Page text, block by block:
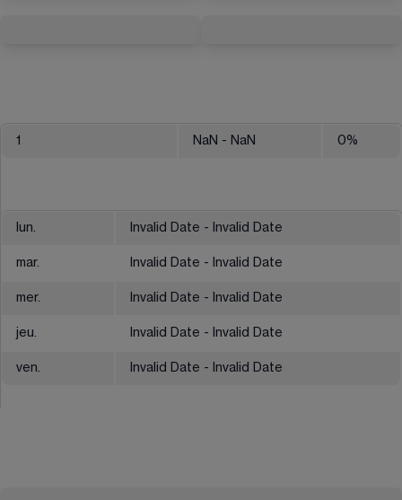
1 NaN - NaN 0%
lun. Invalid Date - Invalid Date
mar. Invalid Date - Invalid Date
mer. Invalid Date - Invalid Date
jeu. Invalid Date - Invalid Date
ven. Invalid Date - Invalid Date